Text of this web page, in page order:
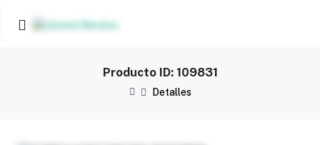
Producto ID: 109831
Detalles